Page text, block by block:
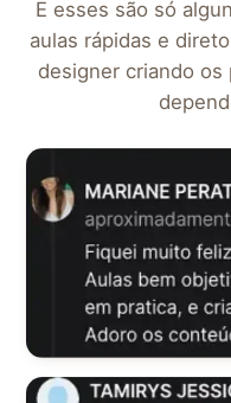
E esses são só
aulas rápidas e
designer criando